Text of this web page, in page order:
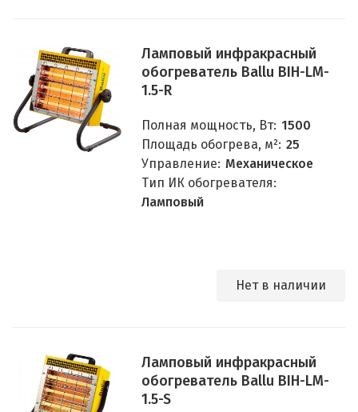
Ламповый инфракрасный
обогреватель Ballu BIH-LM-
1.5-R
Полная мощность, Вт: 1500
Площадь обогрева, м²: 25
Управление: Механическое
Тип ИК обогревателя:
Ламповый
Нет в наличии
Ламповый инфракрасный
обогреватель Ballu BIH-LM-
1.5-S